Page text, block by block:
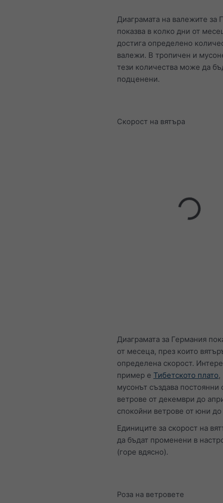
Диаграмата на валежите за
показва в колко дни от
достига определено
валежи. В тропичен и
тези количества може да
подценени.
Скорост на вятъра
Диаграмата за Германия
от месеца, през които
определена скорост.
пример е Тибетското плато
мусонът създава постоянни
ветрове от декември до
спокойни ветрове от юни
Единиците за скорост на
да бъдат променени в
(горе вдясно).
Роза на ветровете